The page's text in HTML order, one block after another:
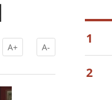
A+ A-
1
2